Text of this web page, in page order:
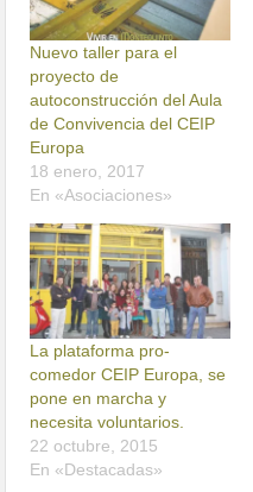
Nuevo taller para el
proyecto de
autoconstrucción del Aula
de Convivencia del CEIP
Europa
18 enero, 2017
En «Asociaciones»
La plataforma pro-
comedor CEIP Europa, se
pone en marcha y
necesita voluntarios.
22 octubre, 2015
En «Destacadas»